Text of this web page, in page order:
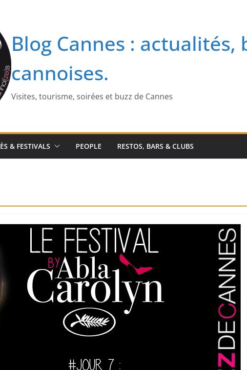
Blog Cannes :
cannoises.
Visites, tourisme, soirées et buzz de Cannes
& FESTIVALS PEOPLE RESTOS, BARS & CLUBS